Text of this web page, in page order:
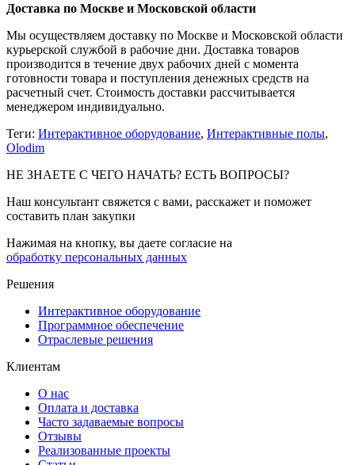
Доставка по Москве и Московской области
Мы осуществляем доставку по Москве и Московской области
курьерской службой в рабочие дни. Доставка товаров
производится в течение двух рабочих дней с момента
готовности товара и поступления денежных средств на
расчетный счет. Стоимость доставки рассчитывается
менеджером индивидуально.
Теги: Интерактивное оборудование, Интерактивные полы,
Olodim
НЕ ЗНАЕТЕ С ЧЕГО НАЧАТЬ? ЕСТЬ ВОПРОСЫ?
Наш консультант свяжется с вами, расскажет и поможет
составить план закупки
Нажимая на кнопку, вы даете согласие на
обработку персональных данных
Решения
Интерактивное оборудование
Программное обеспечение
Отраслевые решения
Клиентам
О нас
Оплата и доставка
Часто задаваемые вопросы
Отзывы
Реализованные проекты